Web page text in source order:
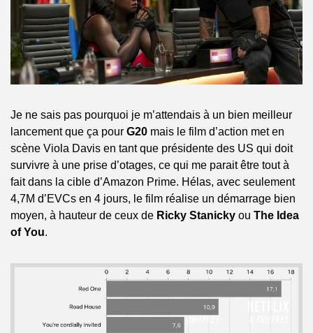
Je ne sais pas pourquoi je m’attendais à un bien meilleur
lancement que ça pour G20 mais le film d’action met en
scène Viola Davis en tant que présidente des US qui doit
survivre à une prise d’otages, ce qui me parait être tout à
fait dans la cible d’Amazon Prime. Hélas, avec seulement
4,7M d’EVCs en 4 jours, le film réalise un démarrage bien
moyen, à hauteur de ceux de Ricky Stanicky ou The Idea
of You.